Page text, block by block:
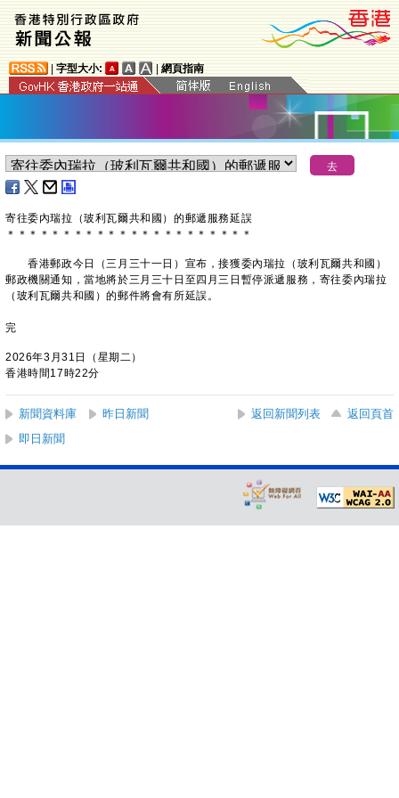
字型大小: 網頁指南
寄往委內瑞拉（玻利瓦爾共和國）的郵遞服務延誤
＊ ＊ ＊ ＊ ＊ ＊ ＊ ＊ ＊ ＊ ＊ ＊ ＊ ＊ ＊ ＊ ＊ ＊ ＊ ＊ ＊ ＊
香港郵政今日（三月三十一日）宣布，接獲委內瑞拉（玻利瓦爾共和國）
郵政機關通知，當地將於三月三十日至四月三日暫停派遞服務，寄往委內瑞拉
（玻利瓦爾共和國）的郵件將會有所延誤。
完
2026年3月31日（星期二）
香港時間17時22分
新聞資料庫 昨日新聞 返回新聞列表
返回頁首
即日新聞